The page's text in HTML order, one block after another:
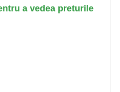
a vedea preturile